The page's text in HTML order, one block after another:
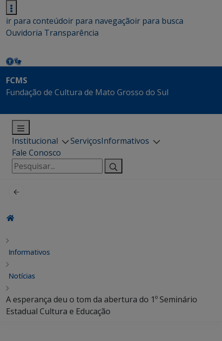
ir para conteúdoir para navegaçãoir para busca
Ouvidoria Transparência
FCMS
Fundação de Cultura de Mato Grosso do Sul
Institucional ServiçosInformativos
Fale Conosco
Pesquisar
por:
Informativos
Notícias
A esperança deu o tom da abertura do 1º Seminário
Estadual Cultura e Educação